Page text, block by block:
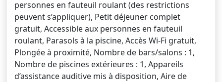
personnes en fauteuil roulant (des restrictions
peuvent s’appliquer), Petit déjeuner complet
gratuit, Accessible aux personnes en fauteuil
roulant, Parasols à la piscine, Accès Wi-Fi gratuit,
Plongée à proximité, Nombre de bars/salons : 1,
Nombre de piscines extérieures : 1, Appareils
d’assistance auditive mis à disposition, Aire de